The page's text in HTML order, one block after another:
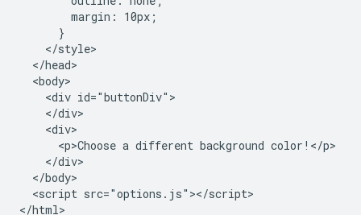
        margin: 10px;
      }
    </style>
  </head>
  <body>
    <div id="buttonDiv">
    </div>
    <div>
      <p>Choose a different background color!</p>
    </div>
  </body>
  <script src="options.js"></script>